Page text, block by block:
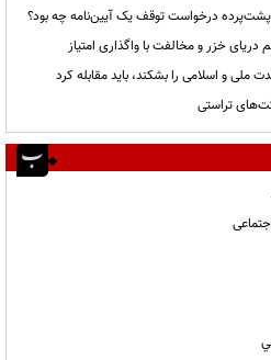
پشت‌پرده درخواست توقف یک آیین‌نامه چه بود؟
خزر و مخالفت با واگذاری امتیاز
و اسلامی را بشکند، باید مقابله کرد